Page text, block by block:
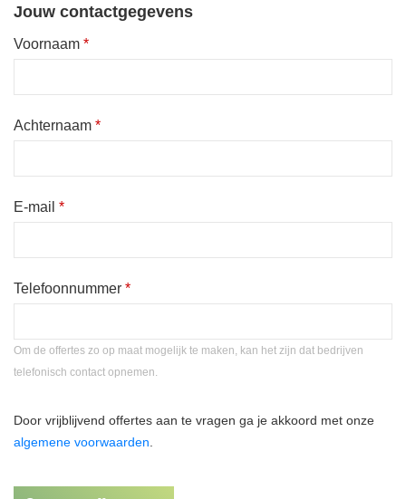
Jouw contactgegevens
Voornaam *
Achternaam *
E-mail *
Telefoonnummer *
Om de offertes zo op maat mogelijk te maken, kan het zijn dat bedrijven
telefonisch contact opnemen.
Door vrijblijvend offertes aan te vragen ga je akkoord met onze
algemene voorwaarden